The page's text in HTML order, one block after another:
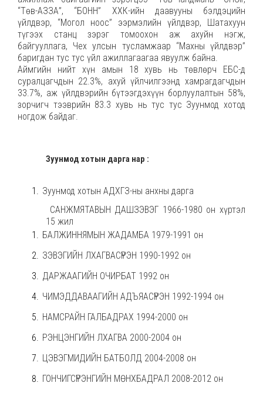
“Төв-АЗЗА”, “БОНН” ХХК-ийн даавууны бэлдэцийн
үйлдвэр, “Могол ноос” ээрмэлийн үйлдвэр, Шатахуун
түгээх станц зэрэг томоохон аж ахуйн нэгж,
байгууллага, Чех улсын тусламжаар “Махны үйлдвэр”
баригдан тус тус үйл ажиллагаагаа явуулж байна.
Аймгийн нийт хүн амын 18 хувь нь төвлөрч ЕБС-д
суралцагчдын 22.3%, ахуй үйлчилгээнд хамрагдагчдын
33.7%, аж үйлдвэрийн бүтээгдэхүүн борлуулалтын 58%,
зорчигч тээврийн 83.3 хувь нь тус тус Зуунмод хотод
ногдож байдаг.
Зуунмод хотын дарга нар :
Зуунмод хотын АДХГЗ-ны анхны дарга
САНЖМЯТАВЫН ДАШЗЭВЭГ 1966-1980 он хүртэл
15 жил
БАЛЖИННЯМЫН ЖАДАМБА 1979-1991 он
ЗЭВЭГИЙН ЛХАГВАСҮРЭН 1990-1992 он
ДАРЖААГИЙН ОЧИРБАТ 1992 он
ЧИМЭДДАВААГИЙН АДЪЯАСҮРЭН 1992-1994 он
НАМСРАЙН ГАЛБАДРАХ 1994-2000 он
РЭНЦЭНГИЙН ЛХАГВА 2000-2004 он
ЦЭВЭГМИДИЙН БАТБОЛД 2004-2008 он
ГОНЧИГСҮРЭНГИЙН МӨНХБАДРАЛ 2008-2012 он